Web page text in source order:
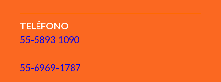
TELÉFONO
55-5893 1090
55-6969-1787